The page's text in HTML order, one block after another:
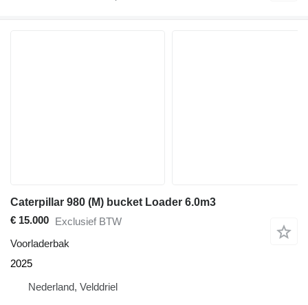
Caterpillar 980 (M) bucket Loader 6.0m3
€ 15.000 Exclusief BTW
Voorladerbak
2025
Nederland, Velddriel